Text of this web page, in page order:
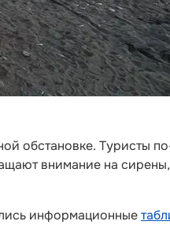
обстановке. Туристы
внимание на сирены,
информационные